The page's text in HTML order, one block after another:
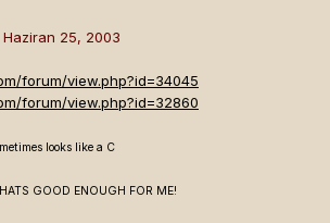
Haziran 25, 2003
forum/view.php?id=34045
forum/view.php?id=32860
looks like a C
GOOD ENOUGH FOR ME!